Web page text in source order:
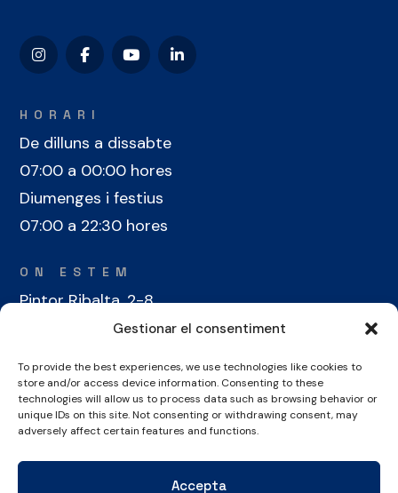
Gestionar el consentiment
To provide the best experiences, we use technologies like cookies to
store and/or access device information. Consenting to these
technologies will allow us to process data such as browsing behavior or
unique IDs on this site. Not consenting or withdrawing consent, may
adversely affect certain features and functions.
Accepta
HORARI
De dilluns a dissabte
07:00 a 00:00 hores
Diumenges i festius
07:00 a 22:30 hores
ON ESTEM
Pintor Ribalta, 2-8
08028 Barcelona
CONTACTE
+34 934 486 350
cel@laieta.cat